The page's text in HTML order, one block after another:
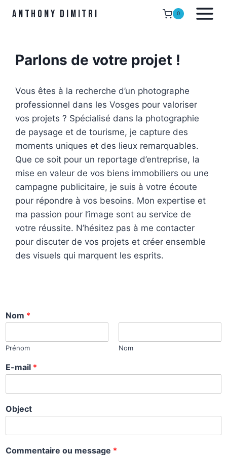
Anthony DIMITRI 0
Parlons de votre projet !
Vous êtes à la recherche d’un photographe
professionnel dans les Vosges pour valoriser
vos projets ? Spécialisé dans la photographie
de paysage et de tourisme, je capture des
moments uniques et des lieux remarquables.
Que ce soit pour un reportage d’entreprise, la
mise en valeur de vos biens immobiliers ou une
campagne publicitaire, je suis à votre écoute
pour répondre à vos besoins. Mon expertise et
ma passion pour l’image sont au service de
votre réussite. N’hésitez pas à me contacter
pour discuter de vos projets et créer ensemble
des visuels qui marquent les esprits.
Nom *
Prénom Nom
E-mail *
Object
O
Commentaire ou message *